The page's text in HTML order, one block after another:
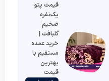
قیمت پتو
یک‌نفره
ضخیم
گلبافت |
خرید عمده
مستقیم با
بهترین
قیمت